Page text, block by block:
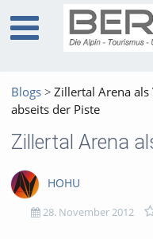
Blogs
Zillertal Arena
abseits der Piste
HOHU
28. November 2012